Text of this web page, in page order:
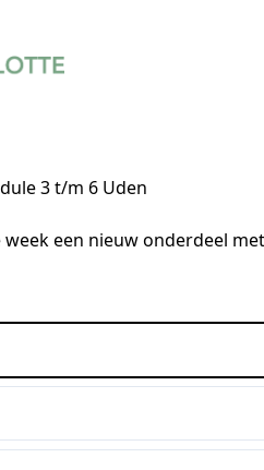
3 t/m 6 Uden
een nieuw onderdeel